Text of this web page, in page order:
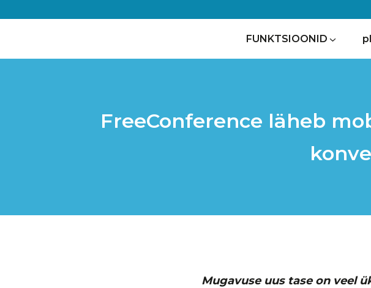
FUNKTSIOONID
FreeConference läheb
Mugavuse uus tase on veel